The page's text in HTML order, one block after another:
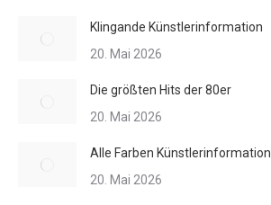
Klingande Künstlerinformation
20. Mai 2026
Die größten Hits der 80er
20. Mai 2026
Alle Farben Künstlerinformation
20. Mai 2026